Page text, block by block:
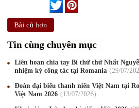
Bài cũ hơn
Tin cùng chuyên mục
Liên hoan chia tay Bí thứ thứ Nhất
nhiệm kỳ công tác tại Romania
29/07/
Đoàn đại biểu thanh niên Việt Nam tại
Việt Nam 2026
13/07/2026